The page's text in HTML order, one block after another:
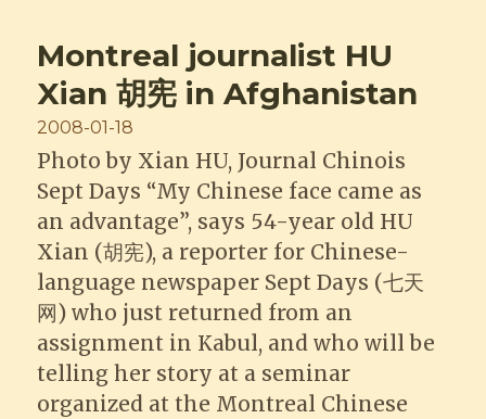
Canada
Montreal journalist HU
Xian 胡宪 in Afghanistan
Posted
on
2008-01-18
Photo by Xian HU, Journal Chinois
Sept Days “My Chinese face came as
an advantage”, says 54-year old HU
Xian (胡宪), a reporter for Chinese-
language newspaper Sept Days (七天
网) who just returned from an
assignment in Kabul, and who will be
telling her story at a seminar
organized at the Montreal Chinese